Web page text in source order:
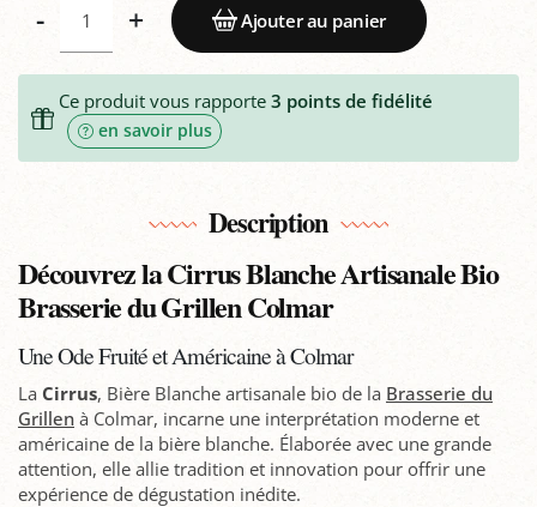
- + Ajouter au panier
Ce produit vous rapporte 3 points de fidélité
en savoir plus
Description
Découvrez la Cirrus Blanche Artisanale Bio
Brasserie du Grillen Colmar
Une Ode Fruité et Américaine à Colmar
La Cirrus, Bière Blanche artisanale bio de la Brasserie du
Grillen à Colmar, incarne une interprétation moderne et
américaine de la bière blanche. Élaborée avec une grande
attention, elle allie tradition et innovation pour offrir une
expérience de dégustation inédite.